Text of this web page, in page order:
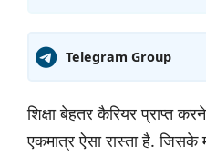
Telegram Group
शिक्षा बेहतर कैरियर प्राप्त
एकमात्र ऐसा रास्ता है. जिसके